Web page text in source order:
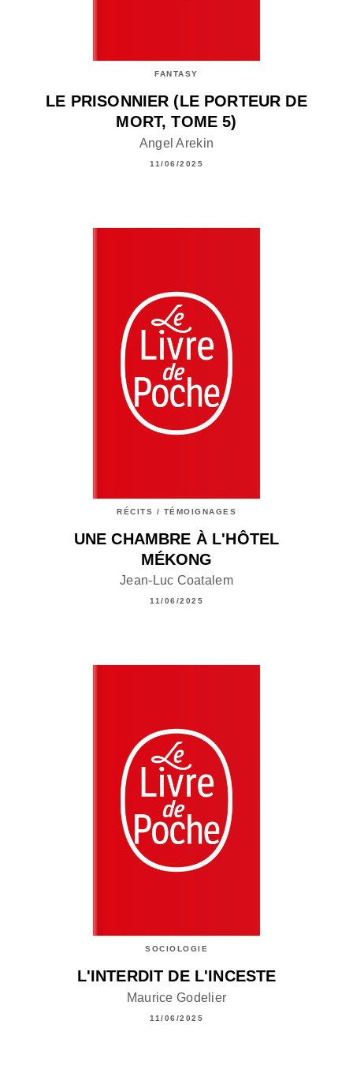
FANTASY
LE PRISONNIER (LE PORTEUR DE
MORT, TOME 5)
Angel Arekin
11/06/2025
RÉCITS / TÉMOIGNAGES
UNE CHAMBRE À L'HÔTEL
MÉKONG
Jean-Luc Coatalem
11/06/2025
SOCIOLOGIE
L'INTERDIT DE L'INCESTE
Maurice Godelier
11/06/2025